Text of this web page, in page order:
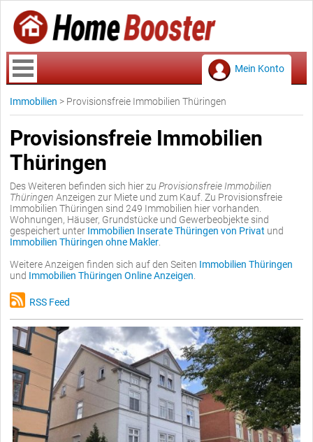
Mein Konto
Immobilien > Provisionsfreie Immobilien Thüringen
Provisionsfreie Immobilien
Thüringen
Des Weiteren befinden sich hier zu Provisionsfreie Immobilien
Thüringen Anzeigen zur Miete und zum Kauf. Zu Provisionsfreie
Immobilien Thüringen sind 249 Immobilien hier vorhanden.
Wohnungen, Häuser, Grundstücke und Gewerbeobjekte sind
gespeichert unter Immobilien Inserate Thüringen von Privat und
Immobilien Thüringen ohne Makler
Weitere Anzeigen finden sich auf den Seiten Immobilien Thüringen
und Immobilien Thüringen Online Anzeigen
RSS Feed